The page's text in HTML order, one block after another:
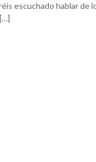
escuchado hablar de
[…]